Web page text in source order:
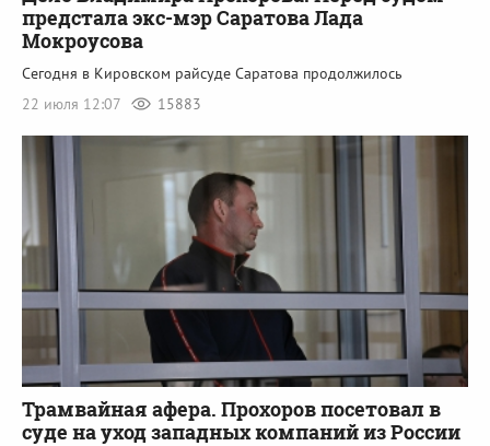
предстала экс-мэр Саратова Лада
Мокроусова
Сегодня в Кировском райсуде Саратова продолжилось
22 июля 12:07
15883
Трамвайная афера. Прохоров посетовал в
суде на уход западных компаний из России